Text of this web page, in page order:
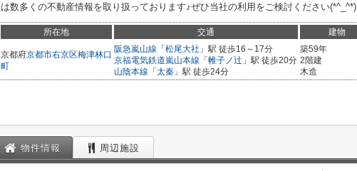
は数多くの不動産情報を取り扱っております♪ぜひ当社の利用をご検討ください(*^_^*)
所在地 交通 建物
京都府京都市右京区梅津林口
町
阪急嵐山線 「 松尾大社 」駅 徒歩16～17分
京福電気鉄道嵐山本線 「 帷子ノ辻 」駅 徒歩20分
山陰本線 「 太秦 」駅 徒歩24分
築59年
2階建
木造
物件情報 周辺施設